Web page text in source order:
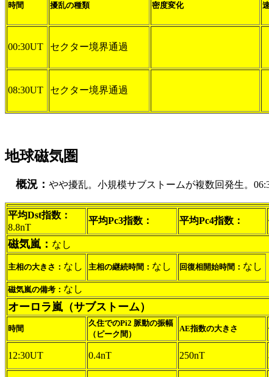
時間 擾乱の種類 密度変化
00:30UT セクター境界通過
08:30UT セクター境界通過
地球磁気圏
概況： やや擾乱。小規模サブストームが複数回発生。
平均Dst指数：
8.8nT
平均Pc3指数： 平均Pc4指数：
磁気嵐： なし
主相の大きさ： なし 主相の継続時間： なし 回復相開始時間： なし
磁気嵐の備考： なし
オーロラ嵐（サブストーム）
時間
久住でのPi2 脈動の振幅
（ピーク間）
AE指数の大きさ
12:30UT 0.4nT 250nT